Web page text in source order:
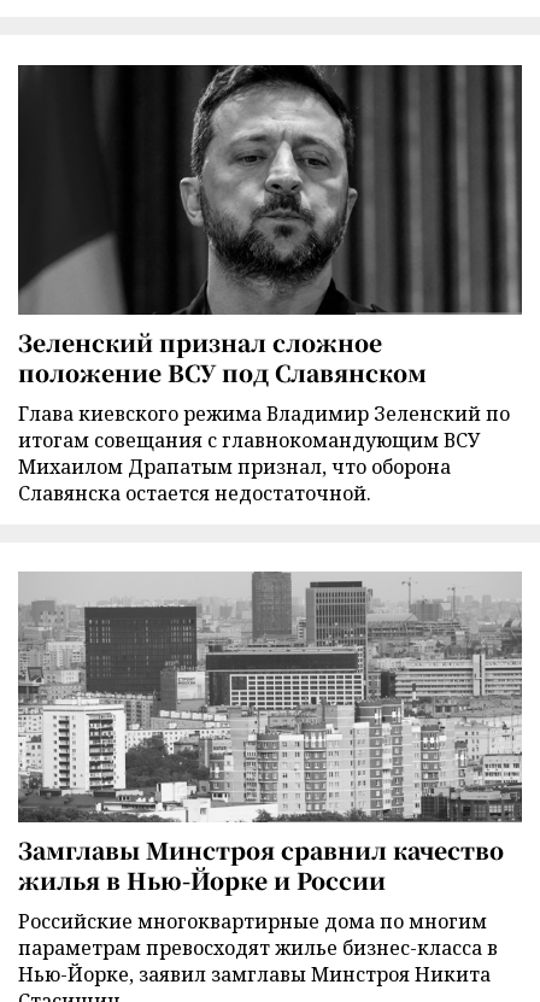
Зеленский признал сложное
положение ВСУ под Славянском
Глава киевского режима Владимир Зеленский по
итогам совещания с главнокомандующим ВСУ
Михаилом Драпатым признал, что оборона
Славянска остается недостаточной.
Замглавы Минстроя сравнил качество
жилья в Нью-Йорке и России
Российские многоквартирные дома по многим
параметрам превосходят жилье бизнес-класса в
Нью-Йорке, заявил замглавы Минстроя Никита